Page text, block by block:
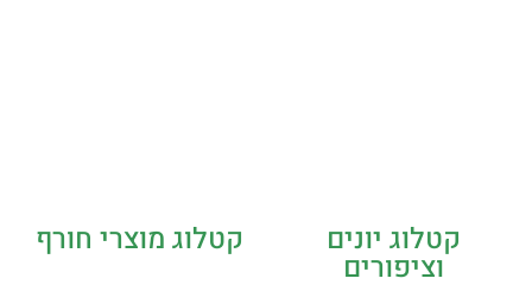
קטלוג יונים
וציפורים
קטלוג מוצרי חורף